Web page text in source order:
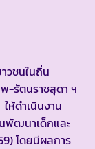
ชนในถิ่น
-รัตนราชสุดา ฯ
ห้ดำเนินงาน
นพัฒนาเด็กและ
โดยมีผลการ